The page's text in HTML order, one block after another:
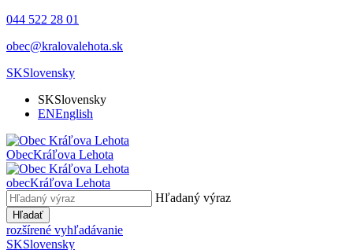
044 522 28 01
obec@kralovalehota.sk
SKSlovensky
SKSlovensky
ENEnglish
ObecKráľova Lehota
obecKráľova Lehota
Hľadaný výraz
Hľadať
rozšírené vyhľadávanie
SKSlovensky